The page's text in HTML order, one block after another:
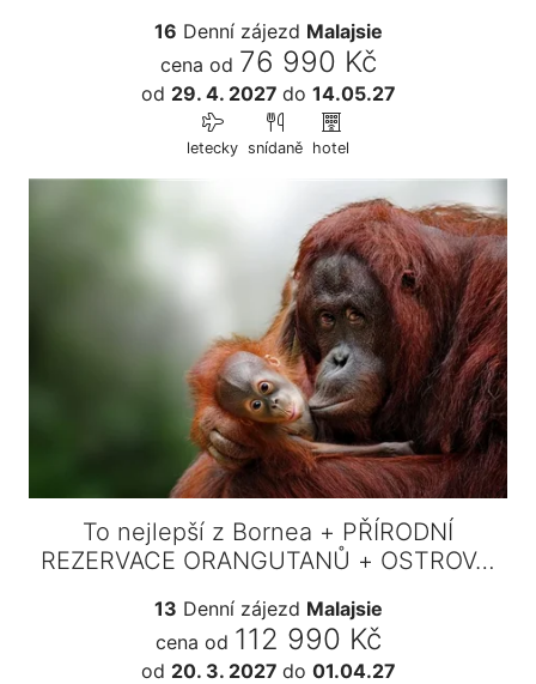
16 Denní zájezd Malajsie
cena od 76 990 Kč
od 29. 4. 2027 do 14.05.27
letecky snídaně hotel
To nejlepší z Bornea + PŘÍRODNÍ
REZERVACE ORANGUTANŮ + OSTROV…
13 Denní zájezd Malajsie
cena od 112 990 Kč
od 20. 3. 2027 do 01.04.27